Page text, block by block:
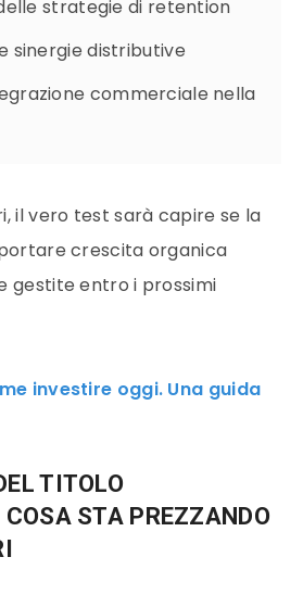
strategie di retention
sinergie distributive
commerciale nella
il vero test sarà capire se la
crescita organica
gestite entro i prossimi
investire oggi. Una guida
TITOLO
STA PREZZANDO